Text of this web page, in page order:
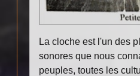
La cloche est l'un des
sonores que nous
peuples, toutes les